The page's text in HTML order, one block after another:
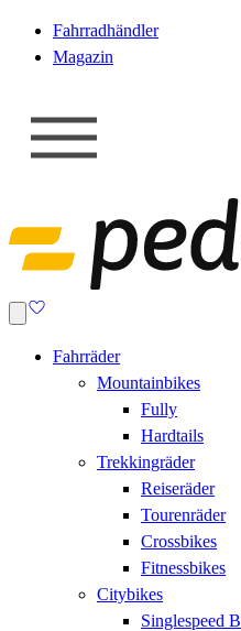
Fahrradhändler
Magazin
Fahrräder
Mountainbikes
Fully
Hardtails
Trekkingräder
Reiseräder
Tourenräder
Crossbikes
Fitnessbikes
Citybikes
Singlespeed